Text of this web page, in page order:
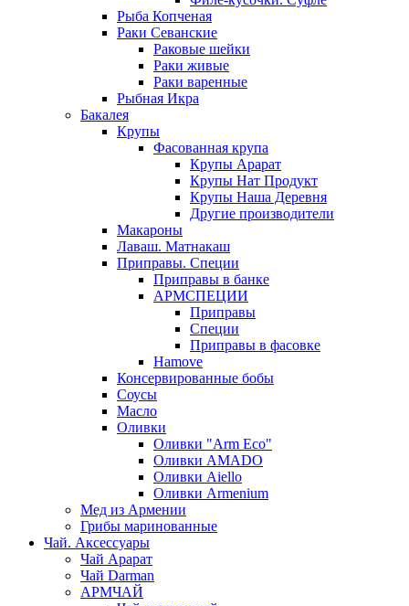
Рыба Копченая
Раки Севанские
Раковые шейки
Раки живые
Раки варенные
Рыбная Икра
Бакалея
Крупы
Фасованная крупа
Крупы Арарат
Крупы Нат Продукт
Крупы Наша Деревня
Другие производители
Макароны
Лаваш. Матнакаш
Приправы. Специи
Приправы в банке
АРМСПЕЦИИ
Приправы
Специи
Приправы в фасовке
Hamove
Консервированные бобы
Соусы
Масло
Оливки
Оливки "Arm Eco"
Оливки AMADO
Оливки Aiello
Оливки Armenium
Мед из Армении
Грибы маринованные
Чай. Аксессуары
Чай Арарат
Чай Darman
АРМЧАЙ